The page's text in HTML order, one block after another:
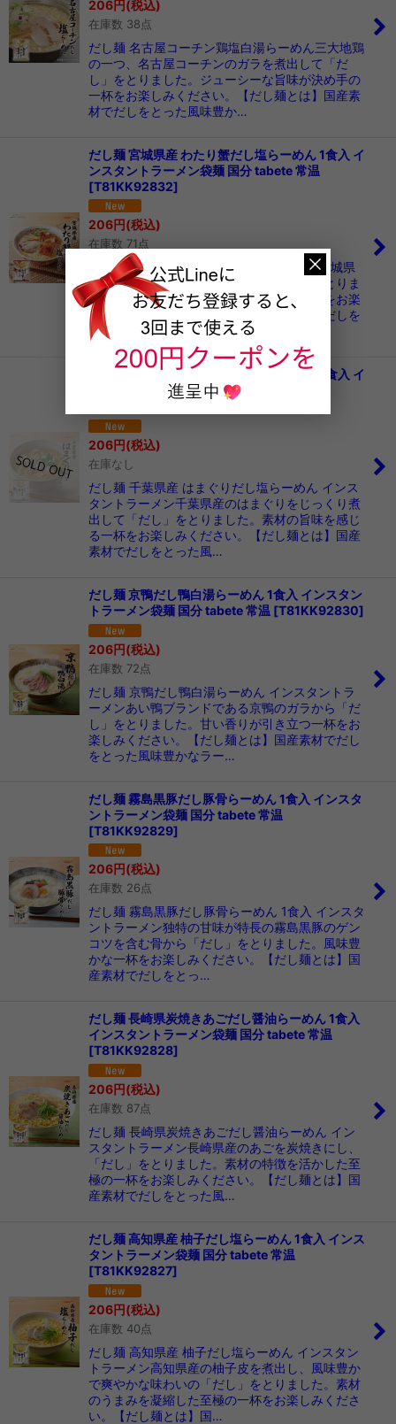
206円(税込)
在庫数 38点
だし麺 名古屋コーチン鶏塩白湯らーめん三大地鶏
の一つ、名古屋コーチンのガラを煮出して「だ
し」をとりました。ジューシーな旨味が決め手の
一杯をお楽しみください。【だし麺とは】国産素
材でだしをとった風味豊か…
だし麺 宮城県産 わたり蟹だし塩らーめん 1食入 イ
ンスタントラーメン袋麺 国分 tabete 常温
[T81KK92832]
206円(税込)
在庫数 71点
だし麺 宮城県産 わたり蟹だし塩らーめん宮城県
産わたり蟹をじっくり煮出して「だし」をとりま
した。蟹のコクを凝縮した深みのある一杯をお楽
しみください。【だし麺とは】国産素材でだしを
とった風味豊かなラーメ…
だし麺 千葉県産 はまぐりだし塩らーめん 1食入 イ
ンスタントラーメン袋麺 国分 tabete 常温
206円(税込)
在庫なし
だし麺 千葉県産 はまぐりだし塩らーめん インス
タントラーメン千葉県産のはまぐりをじっくり煮
出して「だし」をとりました。素材の旨味を感じ
る一杯をお楽しみください。【だし麺とは】国産
素材でだしをとった風…
だし麺 京鴨だし鴨白湯らーめん 1食入 インスタン
トラーメン袋麺 国分 tabete 常温 [T81KK92830]
206円(税込)
在庫数 72点
だし麺 京鴨だし鴨白湯らーめん インスタントラ
ーメンあい鴨ブランドである京鴨のガラから「だ
し」をとりました。甘い香りが引き立つ一杯をお
楽しみください。【だし麺とは】国産素材でだし
をとった風味豊かなラー…
だし麺 霧島黒豚だし豚骨らーめん 1食入 インスタ
ントラーメン袋麺 国分 tabete 常温
[T81KK92829]
206円(税込)
在庫数 26点
だし麺 霧島黒豚だし豚骨らーめん 1食入 インスタ
ントラーメン独特の甘味が特長の霧島黒豚のゲン
コツを含む骨から「だし」をとりました。風味豊
かな一杯をお楽しみください。【だし麺とは】国
産素材でだしをとっ…
だし麺 長崎県炭焼きあごだし醤油らーめん 1食入
インスタントラーメン袋麺 国分 tabete 常温
[T81KK92828]
206円(税込)
在庫数 87点
だし麺 長崎県炭焼きあごだし醤油らーめん イン
スタントラーメン長崎県産のあごを炭焼きにし、
「だし」をとりました。素材の特徴を活かした至
極の一杯をお楽しみください。【だし麺とは】国
産素材でだしをとった風…
だし麺 高知県産 柚子だし塩らーめん 1食入 インス
タントラーメン袋麺 国分 tabete 常温
[T81KK92827]
206円(税込)
在庫数 40点
だし麺 高知県産 柚子だし塩らーめん インスタン
トラーメン高知県産の柚子皮を煮出し、風味豊か
で爽やかな味わいの「だし」をとりました。素材
のうまみを凝縮した至極の一杯をお楽しみくださ
い。【だし麺とは】国…